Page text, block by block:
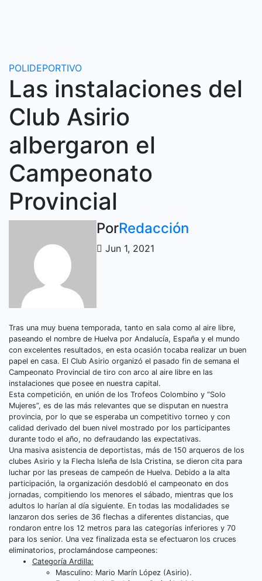
POLIDEPORTIVO
Las instalaciones del
Club Asirio
albergaron el
Campeonato
Provincial
PorRedacción
Jun 1, 2021
Tras una muy buena temporada, tanto en sala como al aire libre,
paseando el nombre de Huelva por Andalucía, España y el mundo
con excelentes resultados, en esta ocasión tocaba realizar un buen
papel en casa. El Club Asirio organizó el pasado fin de semana el
Campeonato Provincial de tiro con arco al aire libre en las
instalaciones que posee en nuestra capital.
Esta competición, en unión de los Trofeos Colombino y “Solo
Mujeres”, es de las más relevantes que se disputan en nuestra
provincia, por lo que se esperaba un competitivo torneo y con
calidad derivado del buen nivel mostrado por los participantes
durante todo el año, no defraudando las expectativas.
Una masiva asistencia de deportistas, más de 150 arqueros de los
clubes Asirio y la Flecha Isleña de Isla Cristina, se dieron cita para
luchar por las preseas de campeón de Huelva. Debido a la alta
participación, la organización desdobló el campeonato en dos
jornadas, compitiendo los menores el sábado, mientras que los
adultos lo harían al día siguiente. En todas las modalidades se
lanzaron dos series de 36 flechas a diferentes distancias, que
rondaron entre los 12 metros para las categorías inferiores y 70
para los senior. Una vez finalizada esta se efectuaron los cruces
eliminatorios, proclamándose campeones:
Categoría Ardilla:
Masculino: Mario Marín López (Asirio).